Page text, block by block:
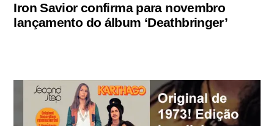
Iron Savior confirma para novembro
lançamento do álbum ‘Deathbringer’